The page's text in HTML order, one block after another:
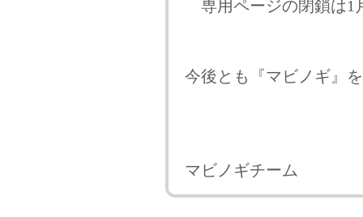
専用ページの閉鎖は1
今後とも『マビノギ』
マビノギチーム